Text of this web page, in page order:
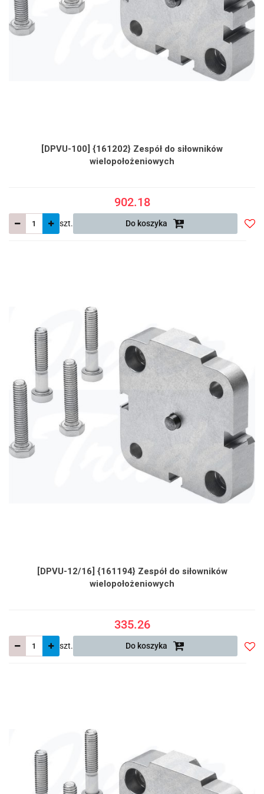
[DPVU-100] {161202} Zespół do siłowników
wielopołożeniowych
902.18
szt. Do koszyka
[DPVU-12/16] {161194} Zespół do siłowników
wielopołożeniowych
335.26
szt. Do koszyka